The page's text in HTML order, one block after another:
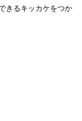
きるキッカケをつか